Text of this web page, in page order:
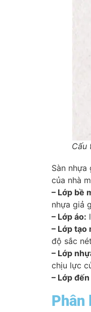
Cấu
Sàn
của nhà
– Lớp bề
nhựa giả
– Lớp áo:
– Lớp tạo
độ sắc
– Lớp
chịu lực
– Lớp đến
Phân